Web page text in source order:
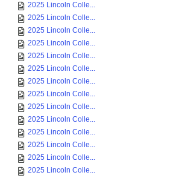
2025 Lincoln Colle...
2025 Lincoln Colle...
2025 Lincoln Colle...
2025 Lincoln Colle...
2025 Lincoln Colle...
2025 Lincoln Colle...
2025 Lincoln Colle...
2025 Lincoln Colle...
2025 Lincoln Colle...
2025 Lincoln Colle...
2025 Lincoln Colle...
2025 Lincoln Colle...
2025 Lincoln Colle...
2025 Lincoln Colle...